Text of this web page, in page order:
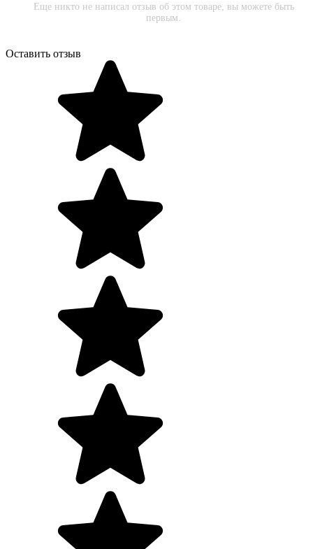
Еще никто не написал отзыв об этом товаре, вы можете быть
первым.
Оставить отзыв